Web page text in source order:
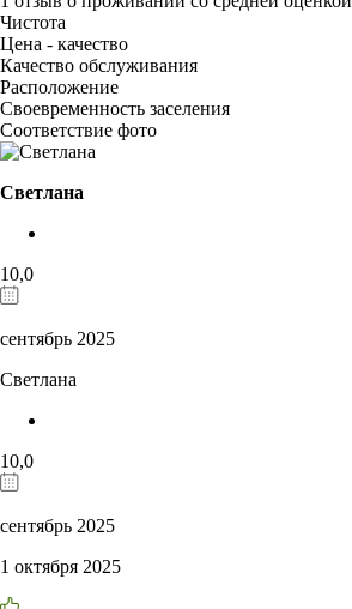
Чистота
Цена - качество
Качество обслуживания
Расположение
Своевременность заселения
Соответствие фото
Светлана
10,0
сентябрь 2025
Светлана
10,0
сентябрь 2025
1 октября 2025